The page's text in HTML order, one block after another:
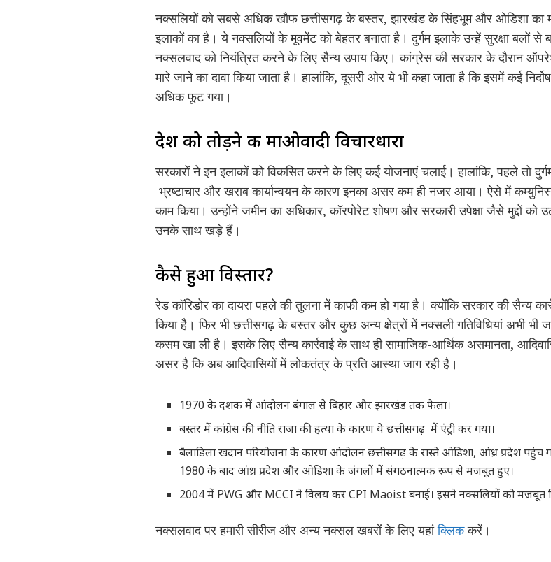
नक्सलियों को सबसे अधिक खौफ छत्तीसगढ़ के बस्तर, झारखंड के सिंहभूम और ओडिशा का
इलाकों का है। ये नक्सलियों के मूवमेंट को बेहतर बनाता है। दुर्गम इलाके उन्हें सुरक्षा बलों
नक्सलवाद को नियंत्रित करने के लिए सैन्य उपाय किए। कांग्रेस की सरकार के दौरान
मारे जाने का दावा किया जाता है। हालांकि, दूसरी ओर ये भी कहा जाता है कि इसमें कई
अधिक फूट गया।
देश को तोड़ने की माओवादी विचारधारा
सरकारों ने इन इलाकों को विकसित करने के लिए कई योजनाएं चलाई। हालांकि, पहले तो
भ्रष्टाचार और खराब कार्यान्वयन के कारण इनका असर कम ही नजर आया। ऐसे में
काम किया। उन्होंने जमीन का अधिकार, कॉरपोरेट शोषण और सरकारी उपेक्षा जैसे मुद्दों को
उनके साथ खड़े हैं।
कैसे हुआ विस्तार?
रेड कॉरिडोर का दायरा पहले की तुलना में काफी कम हो गया है। क्योंकि सरकार की सैन्य
किया है। फिर भी छत्तीसगढ़ के बस्तर और कुछ अन्य क्षेत्रों में नक्सली गतिविधियां अभी
कसम खा ली है। इसके लिए सैन्य कार्रवाई के साथ ही सामाजिक-आर्थिक असमानता,
असर है कि अब आदिवासियों में लोकतंत्र के प्रति आस्था जाग रही है।
1970 के दशक में आंदोलन बंगाल से बिहार और झारखंड तक फैला।
बस्तर में कांग्रेस की नीति राजा की हत्या के कारण ये छत्तीसगढ़ में एंट्री कर गया।
बैलाडिला खदान परियोजना के कारण आंदोलन छत्तीसगढ़ के रास्ते ओडिशा, आंध्र प्रदेश पहुंच
1980 के बाद आंध्र प्रदेश और ओडिशा के जंगलों में संगठनात्मक रूप से मजबूत हुए।
2004 में PWG और MCCI ने विलय कर CPI Maoist बनाई। इसने नक्सलियों को मजबूत
नक्सलवाद पर हमारी सीरीज और अन्य नक्सल खबरों के लिए यहांक्लिककरें।